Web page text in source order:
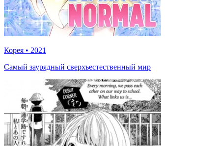
Корея • 2021
Самый заурядный сверхъестественный мир